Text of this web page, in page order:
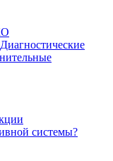
Диагностические
системы?